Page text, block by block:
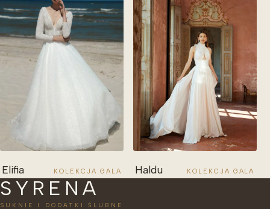
Elifia KOLEKCJA GALA Haldu KOLEKCJA GALA
SYRENA
SUKNIE I DODATKI ŚLUBNE